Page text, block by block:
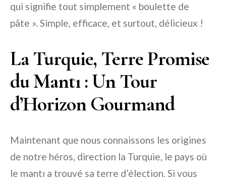
qui signifie tout simplement « boulette de
pâte ». Simple, efficace, et surtout, délicieux !
La Turquie, Terre Promise
du Mantı : Un Tour
d’Horizon Gourmand
Maintenant que nous connaissons les origines
de notre héros, direction la Turquie, le pays où
le mantı a trouvé sa terre d’élection. Si vous